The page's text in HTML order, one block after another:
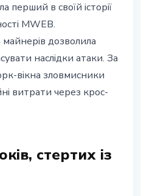
блоків після
атака на
перший в своїй історії
MWEB.
дозволила
наслідки атаки. За
вікна зловмисники
витрати через крос-
стертих із